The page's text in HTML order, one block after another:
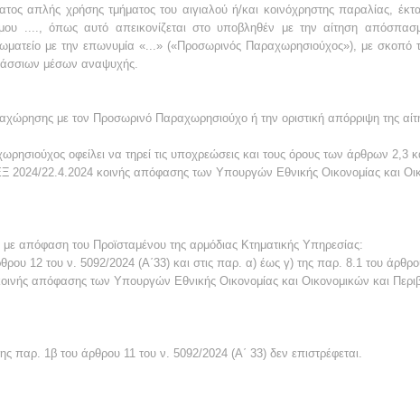
απλής χρήσης τμήματος του αιγιαλού ή/και κοινόχρηστης παραλίας,
...., όπως αυτό απεικονίζεται στο υποβληθέν με την αίτηση
με την επωνυμία «...» («Προσωρινός Παραχωρησιούχος»), με σκοπό
μέσων αναψυχής.
με τον Προσωρινό Παραχωρησιούχο ή την οριστική απόρριψη της
οφείλει να τηρεί τις υποχρεώσεις και τους όρους των άρθρων 2,3
2024/22.4.2024 κοινής απόφασης των Υπουργών Εθνικής Οικονομίας και
απόφαση του Προϊσταμένου της αρμόδιας Κτηματικής Υπηρεσίας:
12 του ν. 5092/2024 (Α΄33) και στις παρ. α) έως γ) της παρ. 8.1 του
απόφασης των Υπουργών Εθνικής Οικονομίας και Οικονομικών και
παρ. 1β του άρθρου 11 του ν. 5092/2024 (Α΄ 33) δεν επιστρέφεται.